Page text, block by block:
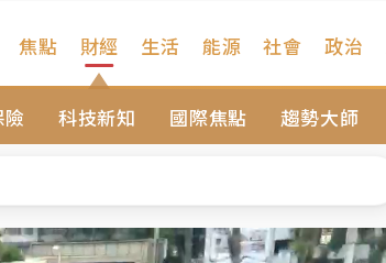
焦點 財經
險 科技新知 國際焦點 趨勢大師
生活 能源 社會 政治
鷹架倒塌壓2車
拔起
最劇烈